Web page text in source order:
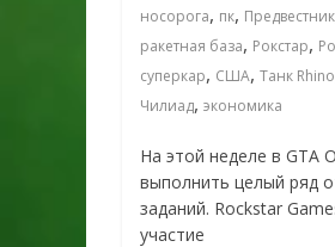
носорога, пк, Предвестник
ракетная база, Рокстар,
суперкар, США, Танк Rhino
Чилиад, экономика
На этой неделе в GTA
выполнить целый ряд
заданий. Rockstar
участие